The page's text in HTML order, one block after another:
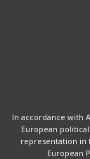
In accordance with
European
representation in
European